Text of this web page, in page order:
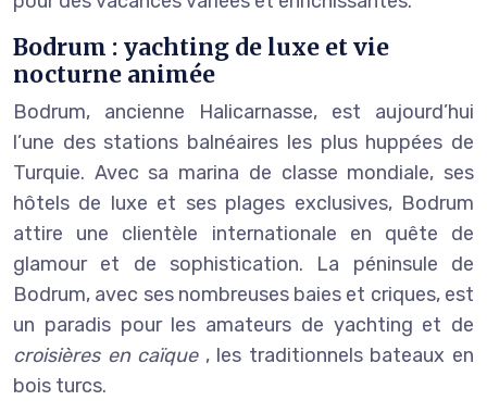
Bodrum : yachting de luxe et vie
nocturne animée
Bodrum, ancienne Halicarnasse, est aujourd’hui
l’une des stations balnéaires les plus huppées de
Turquie. Avec sa marina de classe mondiale, ses
hôtels de luxe et ses plages exclusives, Bodrum
attire une clientèle internationale en quête de
glamour et de sophistication. La péninsule de
Bodrum, avec ses nombreuses baies et criques, est
un paradis pour les amateurs de yachting et de
croisières en caïque , les traditionnels bateaux en
bois turcs.